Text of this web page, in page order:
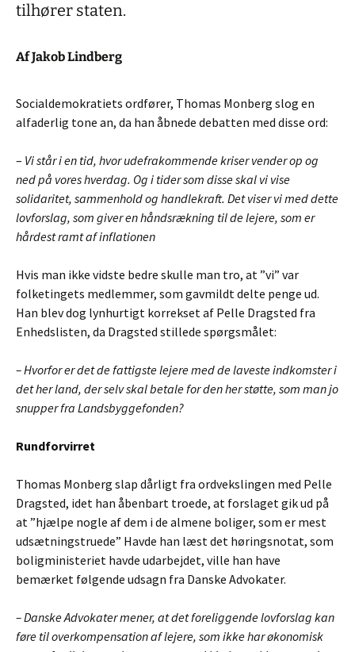
tilhører staten.
Af Jakob Lindberg
Socialdemokratiets ordfører, Thomas Monberg slog en
alfaderlig tone an, da han åbnede debatten med disse ord:
– Vi står i en tid, hvor udefrakommende kriser vender op og
ned på vores hverdag. Og i tider som disse skal vi vise
solidaritet, sammenhold og handlekraft. Det viser vi med dette
lovforslag, som giver en håndsrækning til de lejere, som er
hårdest ramt af inflationen
Hvis man ikke vidste bedre skulle man tro, at ”vi” var
folketingets medlemmer, som gavmildt delte penge ud.
Han blev dog lynhurtigt korrekset af Pelle Dragsted fra
Enhedslisten, da Dragsted stillede spørgsmålet:
– Hvorfor er det de fattigste lejere med de laveste indkomster i
det her land, der selv skal betale for den her støtte, som man jo
snupper fra Landsbyggefonden?
Rundforvirret
Thomas Monberg slap dårligt fra ordvekslingen med Pelle
Dragsted, idet han åbenbart troede, at forslaget gik ud på
at ”hjælpe nogle af dem i de almene boliger, som er mest
udsætningstruede” Havde han læst det høringsnotat, som
boligministeriet havde udarbejdet, ville han have
bemærket følgende udsagn fra Danske Advokater.
– Danske Advokater mener, at det foreliggende lovforslag kan
føre til overkompensation af lejere, som ikke har økonomisk